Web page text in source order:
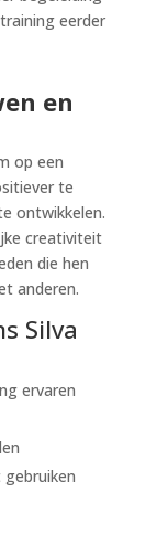
eerder
en
op een
te
ontwikkelen.
creativiteit
die hen
anderen.
Silva
ervaren